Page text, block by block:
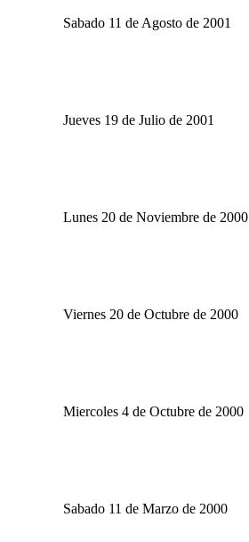
Sabado 11 de Agosto de 2001
Jueves 19 de Julio de 2001
Lunes 20 de Noviembre de 2000
Viernes 20 de Octubre de 2000
Miercoles 4 de Octubre de 2000
Sabado 11 de Marzo de 2000